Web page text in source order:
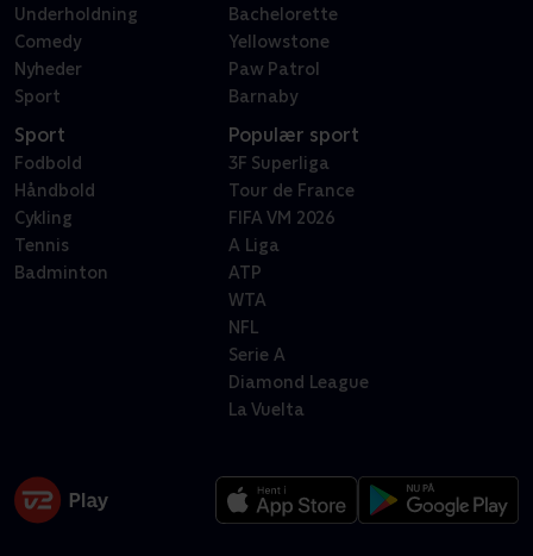
Underholdning
Comedy
Nyheder
Sport
Bachelorette
Yellowstone
Paw Patrol
Barnaby
Sport
Fodbold
Håndbold
Cykling
Tennis
Badminton
Populær sport
3F Superliga
Tour de France
FIFA VM 2026
A Liga
ATP
WTA
NFL
Serie A
Diamond League
La Vuelta